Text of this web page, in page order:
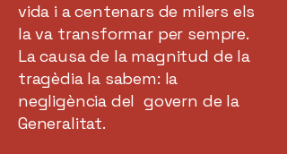
vida i a centenars de milers els
la va transformar per sempre.
La causa de la magnitud de la
tragèdia la sabem: la
negligència del govern de la
Generalitat.